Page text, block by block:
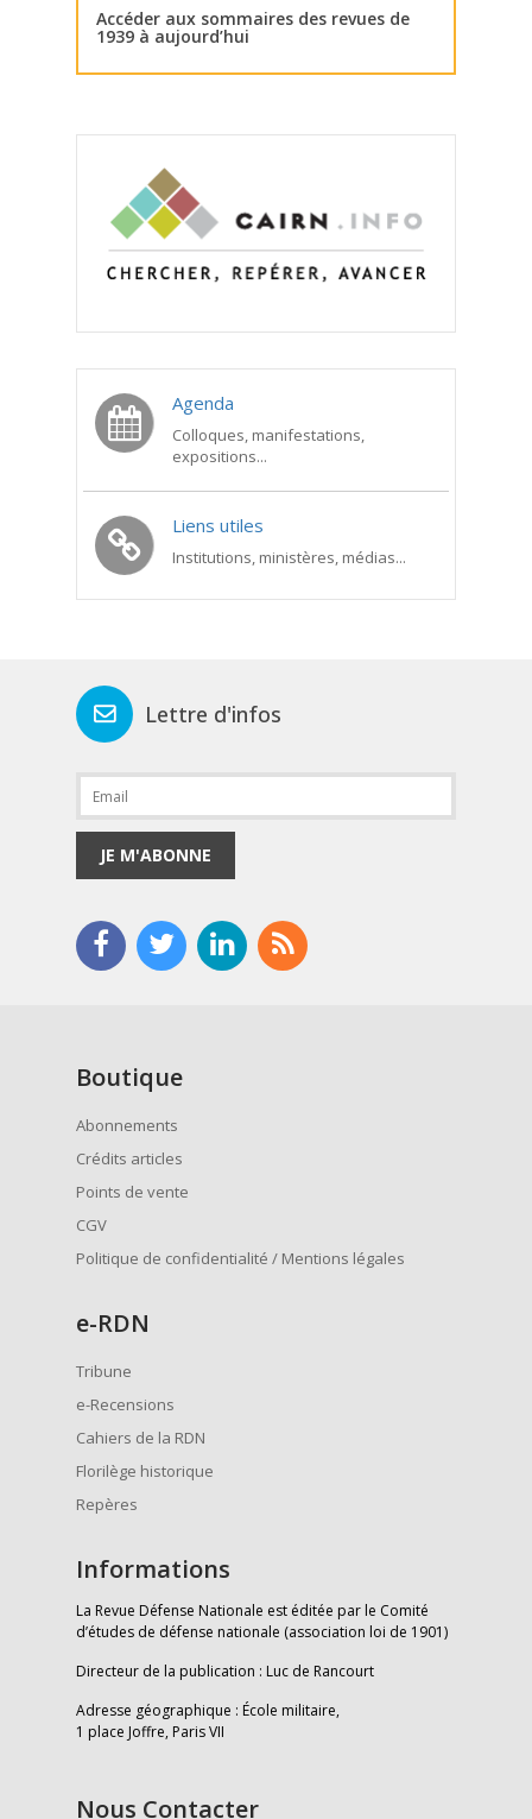
Accéder aux sommaires des revues de
1939 à aujourd’hui
Agenda
Colloques, manifestations,
expositions...
Liens utiles
Institutions, ministères, médias...
Lettre d'infos
JE M'ABONNE
Boutique
Abonnements
Crédits articles
Points de vente
CGV
Politique de confidentialité / Mentions légales
e-RDN
Tribune
e-Recensions
Cahiers de la RDN
Florilège historique
Repères
Informations
La Revue Défense Nationale est éditée par le Comité
d’études de défense nationale (association loi de 1901)
Directeur de la publication : Luc de Rancourt
Adresse géographique : École militaire,
1 place Joffre, Paris VII
Nous Contacter